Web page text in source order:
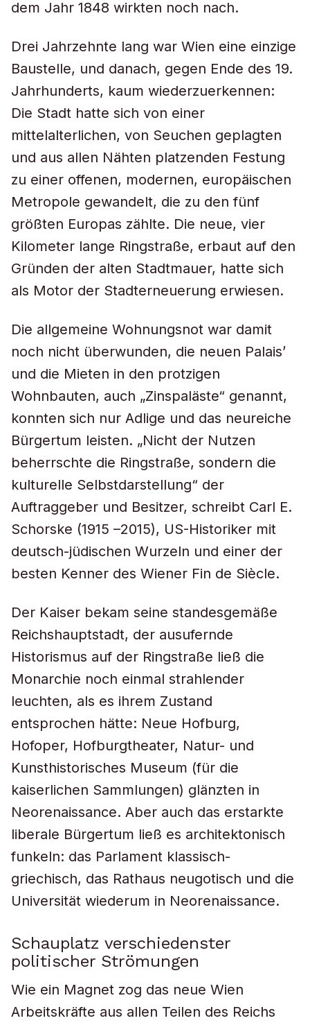
dem Jahr 1848 wirkten noch nach.
Drei Jahrzehnte lang war Wien eine einzige
Baustelle, und danach, gegen Ende des 19.
Jahrhunderts, kaum wiederzuerkennen:
Die Stadt hatte sich von einer
mittelalterlichen, von Seuchen geplagten
und aus allen Nähten platzenden Festung
zu einer offenen, modernen, europäischen
Metropole gewandelt, die zu den fünf
größten Europas zählte. Die neue, vier
Kilometer lange Ringstraße, erbaut auf den
Gründen der alten Stadtmauer, hatte sich
als Motor der Stadterneuerung erwiesen.
Die allgemeine Wohnungsnot war damit
noch nicht überwunden, die neuen Palais’
und die Mieten in den protzigen
Wohnbauten, auch „Zinspaläste“ genannt,
konnten sich nur Adlige und das neureiche
Bürgertum leisten. „Nicht der Nutzen
beherrschte die Ringstraße, sondern die
kulturelle Selbstdarstellung“ der
Auftraggeber und Besitzer, schreibt Carl E.
Schorske (1915 –2015), US-Historiker mit
deutsch-jüdischen Wurzeln und einer der
besten Kenner des Wiener Fin de Siècle.
Der Kaiser bekam seine standesgemäße
Reichshauptstadt, der ausufernde
Historismus auf der Ringstraße ließ die
Monarchie noch einmal strahlender
leuchten, als es ihrem Zustand
entsprochen hätte: Neue Hofburg,
Hofoper, Hofburgtheater, Natur- und
Kunsthistorisches Museum (für die
kaiserlichen Sammlungen) glänzten in
Neorenaissance. Aber auch das erstarkte
liberale Bürgertum ließ es architektonisch
funkeln: das Parlament klassisch-
griechisch, das Rathaus neugotisch und die
Universität wiederum in Neorenaissance.
Schauplatz verschiedenster
politischer Strömungen
Wie ein Magnet zog das neue Wien
Arbeitskräfte aus allen Teilen des Reichs